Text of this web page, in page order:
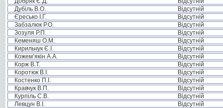
Дубіль В.О.
Відсутній
Єресько І.Г.
Відсутній
Забзалюк Р.О.
Відсутній
Зозуля Р.П.
Відсутній
Кеменяш О.М.
Відсутній
Кирильчук Є.І.
Відсутній
Кожем’якін А.А.
Відсутній
Корж В.Т.
Відсутній
Коротюк В.І.
Відсутній
Костенко П.І.
Відсутній
Кравчук В.П.
Відсутній
Курпіль С.В.
Відсутній
Левцун В.І.
Відсутній